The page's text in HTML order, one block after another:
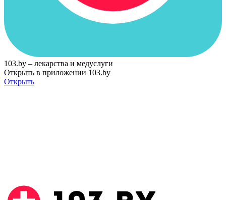
103.by – лекарства и медуслуги
Открыть в приложении 103.by
Открыть